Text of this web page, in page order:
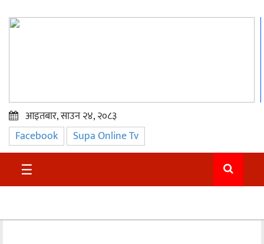
प्रमुख
समाचार
सुदुर
आइतबार, साउन २४, २०८३
Facebook Supa Online Tv
☰